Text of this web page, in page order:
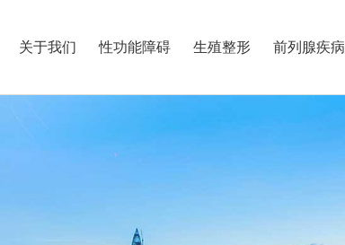
关于我们 性功能障碍 生殖整形 前列腺疾病